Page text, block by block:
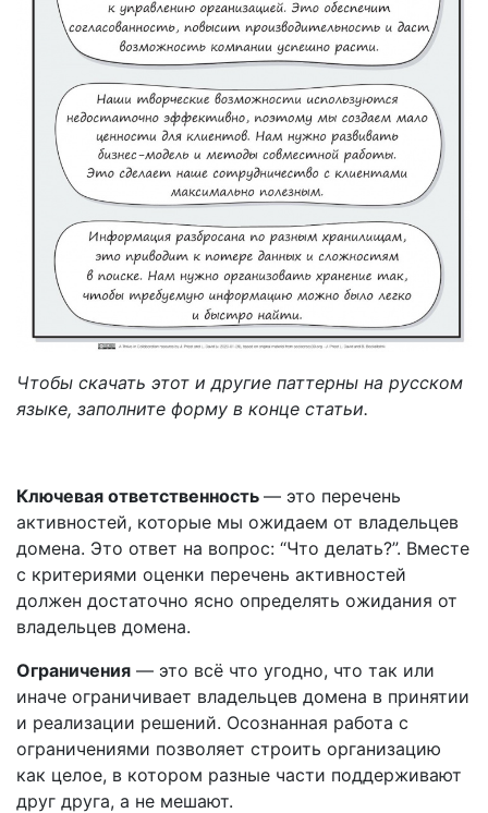
Чтобы скачать этот и другие паттерны на русском
языке, заполните форму в конце статьи.
Ключевая ответственность — это перечень
активностей, которые мы ожидаем от владельцев
домена. Это ответ на вопрос: “Что делать?”. Вместе
с критериями оценки перечень активностей
должен достаточно ясно определять ожидания от
владельцев домена.
Ограничения — это всё что угодно, что так или
иначе ограничивает владельцев домена в принятии
и реализации решений. Осознанная работа с
ограничениями позволяет строить организацию
как целое, в котором разные части поддерживают
друг друга, а не мешают.